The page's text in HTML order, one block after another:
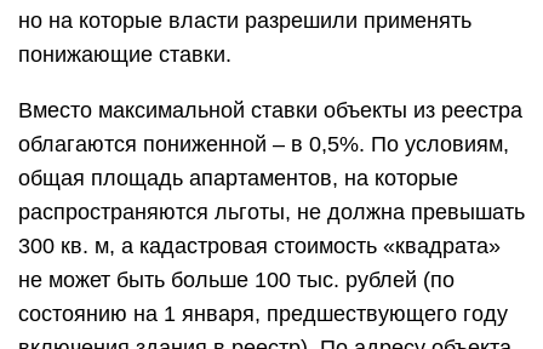
но на которые власти разрешили применять
понижающие ставки.
Вместо максимальной ставки объекты из реестра
облагаются пониженной – в 0,5%. По условиям,
общая площадь апартаментов, на которые
распространяются льготы, не должна превышать
300 кв. м, а кадастровая стоимость «квадрата»
не может быть больше 100 тыс. рублей (по
состоянию на 1 января, предшествующего году